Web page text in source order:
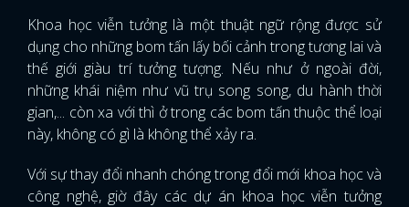
Khoa học viễn tưởng là một thuật ngữ rộng được sử
dụng cho những bom tấn lấy bối cảnh trong tương lai và
thế giới giàu trí tưởng tượng. Nếu như ở ngoài đời,
những khái niệm như vũ trụ song song, du hành thời
gian,... còn xa với thì ở trong các bom tấn thuộc thể loại
này, không có gì là không thể xảy ra.
Với sự thay đổi nhanh chóng trong đổi mới khoa học và
công nghệ, giờ đây các dự án khoa học viễn tưởng